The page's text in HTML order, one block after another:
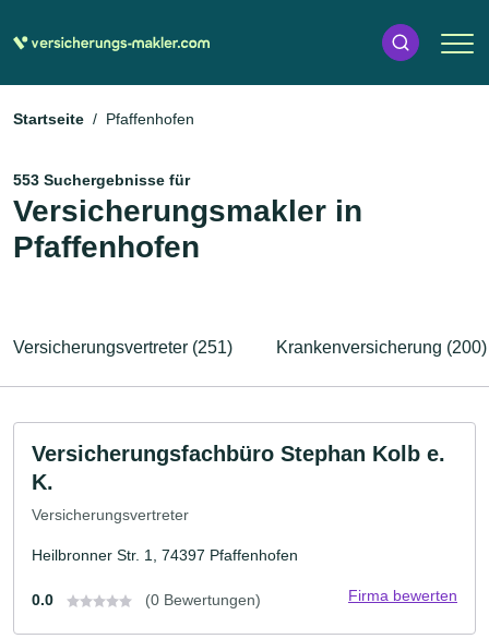
Startseite Pfaffenhofen
553 Suchergebnisse für
Versicherungsmakler in
Pfaffenhofen
Versicherungsvertreter (251) Krankenversicherung (200)
Versicherungsfachbüro Stephan Kolb e.
K.
Versicherungsvertreter
Heilbronner Str. 1, 74397 Pfaffenhofen
0.0 (0 Bewertungen) Firma bewerten